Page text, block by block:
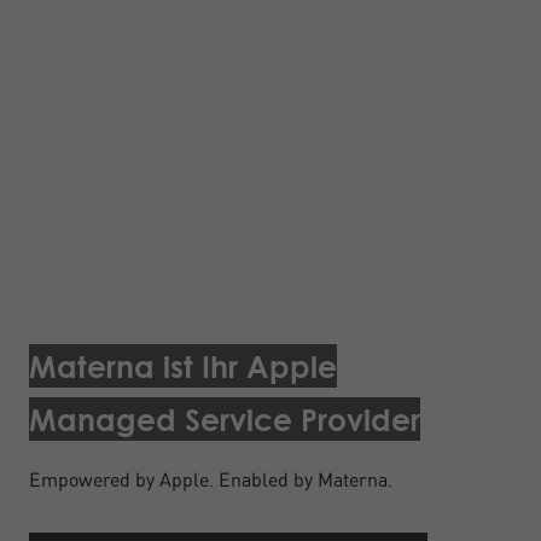
Materna ist Ihr Apple
Managed Service Provider
Empowered by Apple. Enabled by Materna.